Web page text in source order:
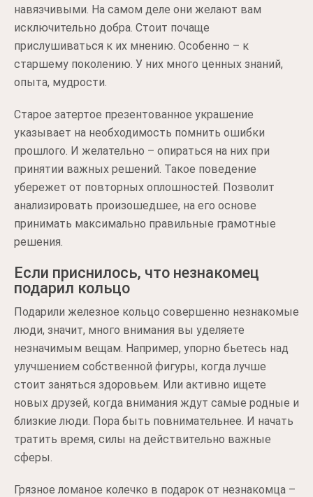
навязчивыми. На самом деле они желают вам
исключительно добра. Стоит почаще
прислушиваться к их мнению. Особенно – к
старшему поколению. У них много ценных знаний,
опыта, мудрости.
Старое затертое презентованное украшение
указывает на необходимость помнить ошибки
прошлого. И желательно – опираться на них при
принятии важных решений. Такое поведение
убережет от повторных оплошностей. Позволит
анализировать произошедшее, на его основе
принимать максимально правильные грамотные
решения.
Если приснилось, что незнакомец
подарил кольцо
Подарили железное кольцо совершенно незнакомые
люди, значит, много внимания вы уделяете
незначимым вещам. Например, упорно бьетесь над
улучшением собственной фигуры, когда лучше
стоит заняться здоровьем. Или активно ищете
новых друзей, когда внимания ждут самые родные и
близкие люди. Пора быть повнимательнее. И начать
тратить время, силы на действительно важные
сферы.
Грязное ломаное колечко в подарок от незнакомца –